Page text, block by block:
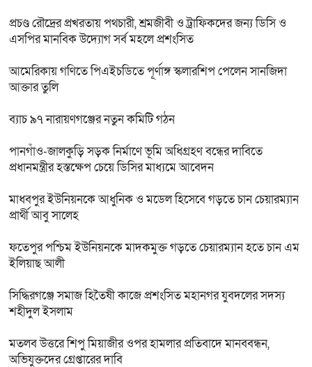
প্রচণ্ড রৌদ্রের প্রখরতায় পথচারী, শ্রমজীবী ও ট্রাফিকদের জন্য ডিসি ও
এসপির মানবিক উদ্যোগ সর্ব মহলে প্রশংসিত
আমেরিকায় গণিতে পিএইচডিতে পূর্ণাঙ্গ স্কলারশিপ পেলেন সানজিদা
আক্তার তুলি
ব্যাচ ৯৭ নারায়ণগঞ্জের নতুন কমিটি গঠন
পানগাঁও-জালকুড়ি সড়ক নির্মাণে ভূমি অধিগ্রহণ বন্ধের দাবিতে
প্রধানমন্ত্রীর হস্তক্ষেপ চেয়ে ডিসির মাধ্যমে আবেদন
মাধবপুর ইউনিয়নকে আধুনিক ও মডেল হিসেবে গড়তে চান চেয়ারম্যান
প্রার্থী আবু সালেহ
ফতেপুর পশ্চিম ইউনিয়নকে মাদকমুক্ত গড়তে চেয়ারম্যান হতে চান এম
ইলিয়াছ আলী
সিদ্ধিরগঞ্জে‌ সমাজ হিতৈষী কাজে প্রশংসিত মহানগর যুবদলের সদস্য
শহীদুল ইসলাম
মতলব উত্তরে শিপু মিয়াজীর ওপর হামলার প্রতিবাদে মানববন্ধন,
অভিযুক্তদের গ্রেপ্তারের দাবি